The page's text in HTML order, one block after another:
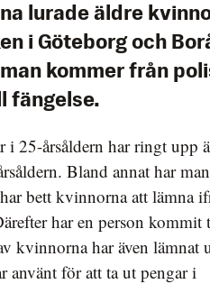
lurade äldre
i Göteborg och
kommer från
fängelse.
i 25-årsåldern har ringt upp
Bland annat har
bett kvinnorna att lämna
har en person kommit
kvinnorna har även lämnat
använt för att ta ut pengar i